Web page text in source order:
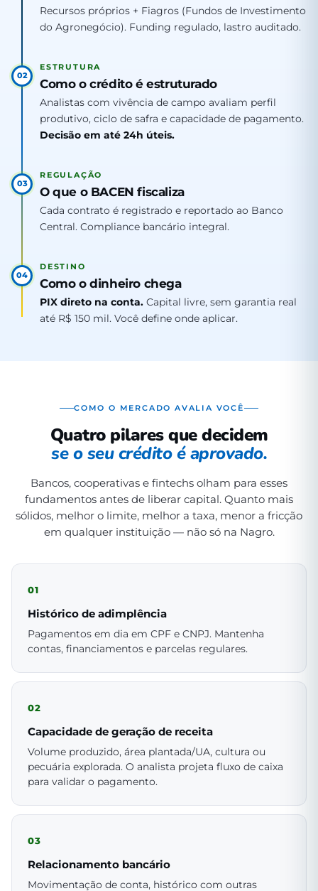
Recursos próprios + Fiagros (Fundos de Investimento
do Agronegócio). Funding regulado, lastro auditado.
02
ESTRUTURA
Como o crédito é estruturado
Analistas com vivência de campo avaliam perfil
produtivo, ciclo de safra e capacidade de pagamento.
Decisão em até 24h úteis.
03
REGULAÇÃO
O que o BACEN fiscaliza
Cada contrato é registrado e reportado ao Banco
Central. Compliance bancário integral.
04
DESTINO
Como o dinheiro chega
PIX direto na conta. Capital livre, sem garantia real
até R$ 150 mil. Você define onde aplicar.
COMO O MERCADO AVALIA VOCÊ
Quatro pilares que decidem
se o seu crédito é aprovado.
Bancos, cooperativas e fintechs olham para esses
fundamentos antes de liberar capital. Quanto mais
sólidos, melhor o limite, melhor a taxa, menor a fricção
em qualquer instituição — não só na Nagro.
01
Histórico de adimplência
Pagamentos em dia em CPF e CNPJ. Mantenha
contas, financiamentos e parcelas regulares.
02
Capacidade de geração de receita
Volume produzido, área plantada/UA, cultura ou
pecuária explorada. O analista projeta fluxo de caixa
para validar o pagamento.
03
Relacionamento bancário
Movimentação de conta, histórico com outras